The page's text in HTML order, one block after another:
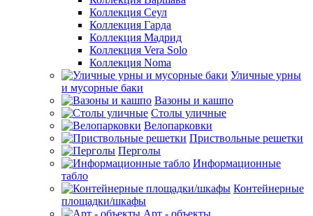
Коллекция Сеул
Коллекция Гарда
Коллекция Мадрид
Коллекция Vera Solo
Коллекция Noma
Уличные урны
и мусорные баки
Вазоны и кашпо
Столы уличные
Велопарковки
Приствольные решетки
Перголы
Информационные
табло
Контейнерные
площадки/шкафы
Арт - объекты